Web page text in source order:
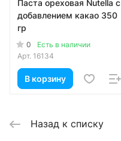
Паста ореховая Nutella с
добавлением какао 350
гр
0
Есть в наличии
Арт. 16134
В корзину
Назад к списку